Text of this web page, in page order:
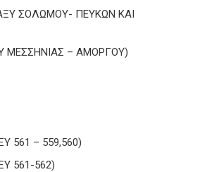
ΣΟΛΩΜΟΥ- ΠΕΥΚΩΝ ΚΑΙ
ΜΕΣΣΗΝΙΑΣ – ΑΜΟΡΓΟΥ)
561 – 559,560)
561-562)